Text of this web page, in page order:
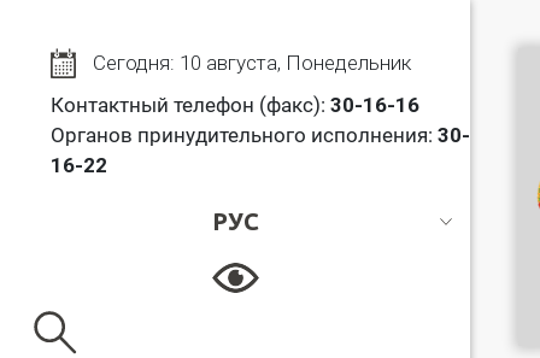
Сегодня: 10 августа, Понедельник
Контактный телефон (факс): 30-16-16
Органов принудительного исполнения: 30-
16-22
РУС
РУС